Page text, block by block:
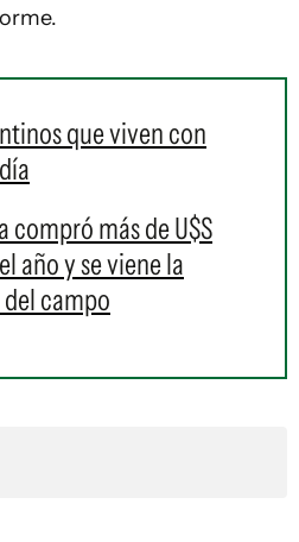
que viven con
compró más de U$S
año y se viene la
campo